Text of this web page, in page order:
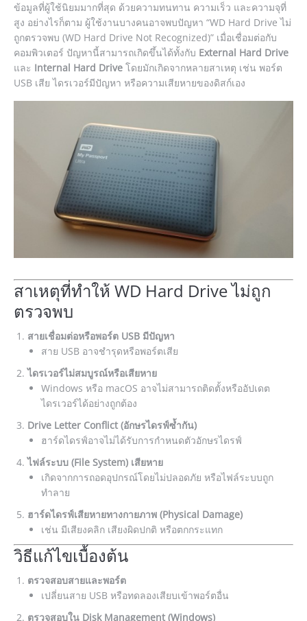
ข้อมูลที่ผู้ใช้นิยมมากที่สุด ด้วยความทนทาน ความเร็ว และความจุที่
สูง อย่างไรก็ตาม ผู้ใช้งานบางคนอาจพบปัญหา “WD Hard Drive ไม่
ถูกตรวจพบ (WD Hard Drive Not Recognized)” เมื่อเชื่อมต่อกับ
คอมพิวเตอร์ ปัญหานี้สามารถเกิดขึ้นได้ทั้งกับ External Hard Drive
และ Internal Hard Drive โดยมักเกิดจากหลายสาเหตุ เช่น พอร์ต
USB เสีย ไดรเวอร์มีปัญหา หรือความเสียหายของดิสก์เอง
สาเหตุที่ทำให้ WD Hard Drive ไม่ถูก
ตรวจพบ
สายเชื่อมต่อหรือพอร์ต USB มีปัญหา
สาย USB อาจชำรุดหรือพอร์ตเสีย
ไดรเวอร์ไม่สมบูรณ์หรือเสียหาย
Windows หรือ macOS อาจไม่สามารถติดตั้งหรืออัปเดต
ไดรเวอร์ได้อย่างถูกต้อง
Drive Letter Conflict (อักษรไดรฟ์ซ้ำกัน)
ฮาร์ดไดรฟ์อาจไม่ได้รับการกำหนดตัวอักษรไดรฟ์
ไฟล์ระบบ (File System) เสียหาย
เกิดจากการถอดอุปกรณ์โดยไม่ปลอดภัย หรือไฟล์ระบบถูก
ทำลาย
ฮาร์ดไดรฟ์เสียหายทางกายภาพ (Physical Damage)
เช่น มีเสียงคลิก เสียงผิดปกติ หรือตกกระแทก
วิธีแก้ไขเบื้องต้น
ตรวจสอบสายและพอร์ต
เปลี่ยนสาย USB หรือทดลองเสียบเข้าพอร์ตอื่น
ตรวจสอบใน Disk Management (Windows)